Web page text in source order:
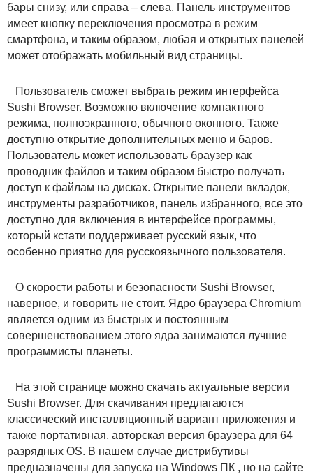
бары снизу, или справа – слева. Панель инструментов
имеет кнопку переключения просмотра в режим
смартфона, и таким образом, любая и открытых панелей
может отображать мобильный вид страницы.
Пользователь сможет выбрать режим интерфейса
Sushi Browser. Возможно включение компактного
режима, полноэкранного, обычного оконного. Также
доступно открытие дополнительных меню и баров.
Пользователь может использовать браузер как
проводник файлов и таким образом быстро получать
доступ к файлам на дисках. Открытие панели вкладок,
инструменты разработчиков, панель избранного, все это
доступно для включения в интерфейсе программы,
который кстати поддерживает русский язык, что
особенно приятно для русскоязычного пользователя.
О скорости работы и безопасности Sushi Browser,
наверное, и говорить не стоит. Ядро браузера Chromium
является одним из быстрых и постоянным
совершенствованием этого ядра занимаются лучшие
программисты планеты.
На этой странице можно скачать актуальные версии
Sushi Browser. Для скачивания предлагаются
классический инсталляционный вариант приложения и
также портативная, авторская версия браузера для 64
разрядных OS. В нашем случае дистрибутивы
предназначены для запуска на Windows ПК , но на сайте